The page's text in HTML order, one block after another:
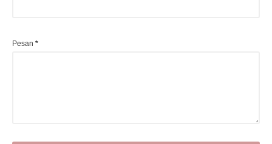
Pesan *